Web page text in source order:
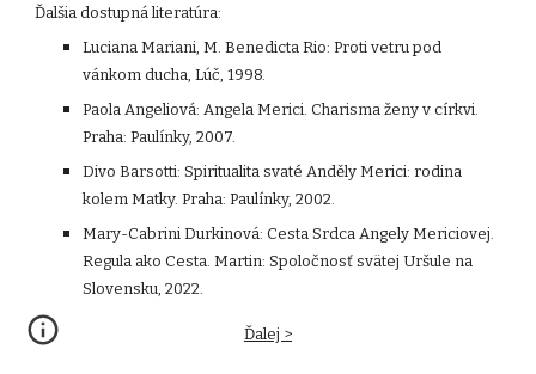
Ďalšia dostupná literatúra:
Luciana Mariani, M. Benedicta Rio: Proti vetru pod
vánkom ducha, Lúč, 1998.
Paola Angeliová: Angela Merici. Charisma ženy v církvi.
Praha: Paulínky, 2007.
Divo Barsotti: Spiritualita svaté Anděly Merici: rodina
kolem Matky. Praha: Paulínky, 2002.
Mary-Cabrini Durkinová: Cesta Srdca Angely Mericiovej.
Regula ako Cesta. Martin: Spoločnosť svätej Uršule na
Slovensku, 2022.
Ďalej >